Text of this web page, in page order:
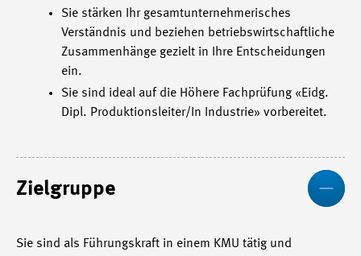
Sie stärken Ihr gesamtunternehmerisches
Verständnis und beziehen betriebswirtschaftliche
Zusammenhänge gezielt in Ihre Entscheidungen
ein.
Sie sind ideal auf die Höhere Fachprüfung «Eidg.
Dipl. Produktionsleiter/In Industrie» vorbereitet.
Zielgruppe
Sie sind als Führungskraft in einem KMU tätig und